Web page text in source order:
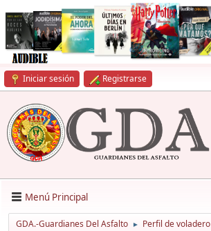
Iniciar sesión Registrarse
Menú Principal
GDA.-Guardianes Del Asfalto ► Perfil de voladero